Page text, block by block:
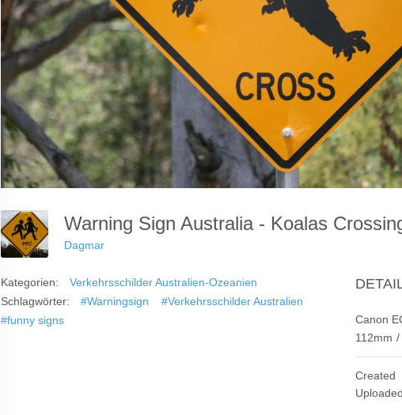
Warning Sign Australia - Koalas
Dagmar
Kategorien:
Verkehrsschilder Australien-Ozeanien
Schlagwörter:
#Warningsign
#Verkehrsschilder Australien
#funny signs
Canon
112mm /
Created